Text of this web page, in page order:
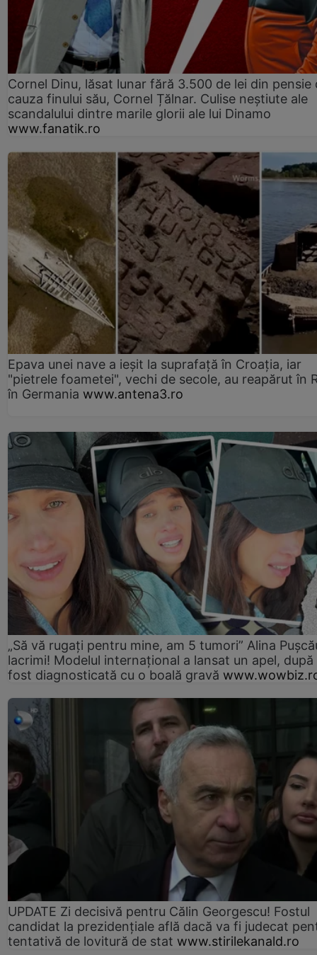
Cornel Dinu, lăsat lunar fără 3.500 de lei din pensie
cauza finului său, Cornel Țălnar. Culise neștiute ale
scandalului dintre marile glorii ale lui Dinamo
www.fanatik.ro
Epava unei nave a ieșit la suprafață în Croația, iar
"pietrele foametei", vechi de secole, au reapărut în
în Germania www.antena3.ro
„Să vă rugați pentru mine, am 5 tumori” Alina
lacrimi! Modelul internațional a lansat un apel, după
fost diagnosticată cu o boală gravă
UPDATE Zi decisivă pentru Călin Georgescu! Fostul
candidat la prezidențiale află dacă va fi judecat
tentativă de lovitură de stat www.stirilekanald.ro